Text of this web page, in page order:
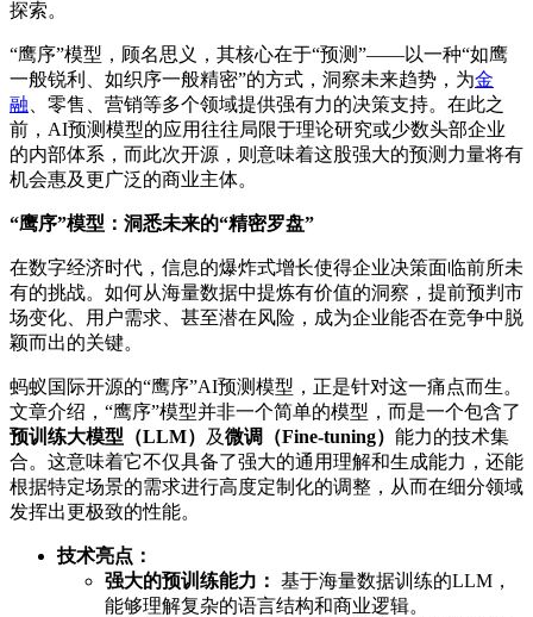
探索。
“鹰序”模型，顾名思义，其核心在于“预测”——以一种“如鹰
一般锐利、如织序一般精密”的方式，洞察未来趋势，为金
融 、零售、营销等多个领域提供强有力的决策支持。在此之
前，AI预测模型的应用往往局限于理论研究或少数头部企业
的内部体系，而此次开源，则意味着这股强大的预测力量将有
机会惠及更广泛的商业主体。
“鹰序”模型：洞悉未来的“精密罗盘”
在数字经济时代，信息的爆炸式增长使得企业决策面临前所未
有的挑战。如何从海量数据中提炼有价值的洞察，提前预判市
场变化、用户需求、甚至潜在风险，成为企业能否在竞争中脱
颖而出的关键。
蚂蚁国际开源的“鹰序”AI预测模型，正是针对这一痛点而生。
文章介绍，“鹰序”模型并非一个简单的模型，而是一个包含了
预训练大模型（LLM）
及微调（Fine-tuning） 能力的技术集
合。这意味着它不仅具备了强大的通用理解和生成能力，还能
根据特定场景的需求进行高度定制化的调整，从而在细分领域
发挥出更极致的性能。
技术亮点：
强大的预训练能力： 基于海量数据训练的LLM，
能够理解复杂的语言结构和商业逻辑。